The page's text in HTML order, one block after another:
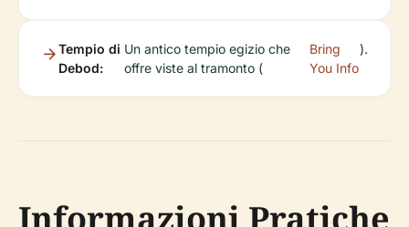
Tempio di
Debod:
Un antico tempio egizio che
offre viste al tramonto (
Bring
You Info
).